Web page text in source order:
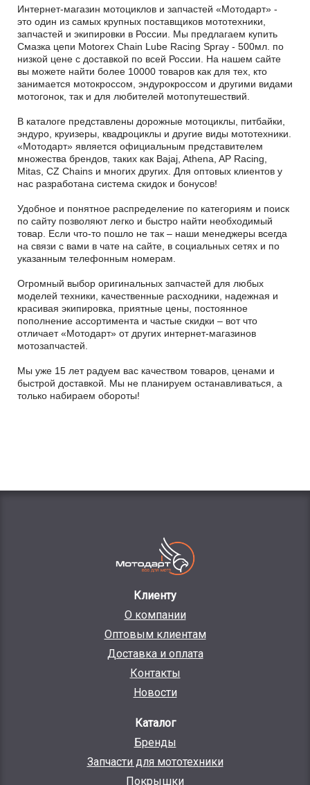
Интернет-магазин мотоциклов и запчастей «Мотодарт» -
это один из самых крупных поставщиков мототехники,
запчастей и экипировки в России. Мы предлагаем купить
Смазка цепи Motorex Chain Lube Racing Spray - 500мл. по
низкой цене с доставкой по всей России. На нашем сайте
вы можете найти более 10000 товаров как для тех, кто
занимается мотокроссом, эндурокроссом и другими видами
мотогонок, так и для любителей мотопутешествий.
В каталоге представлены дорожные мотоциклы, питбайки,
эндуро, круизеры, квадроциклы и другие виды мототехники.
«Мотодарт» является официальным представителем
множества брендов, таких как Bajaj, Athena, AP Racing,
Mitas, CZ Chains и многих других. Для оптовых клиентов у
нас разработана система скидок и бонусов!
Удобное и понятное распределение по категориям и поиск
по сайту позволяют легко и быстро найти необходимый
товар. Если что-то пошло не так – наши менеджеры всегда
на связи с вами в чате на сайте, в социальных сетях и по
указанным телефонным номерам.
Огромный выбор оригинальных запчастей для любых
моделей техники, качественные расходники, надежная и
красивая экипировка, приятные цены, постоянное
пополнение ассортимента и частые скидки – вот что
отличает «Мотодарт» от других интернет-магазинов
мотозапчастей.
Мы уже 15 лет радуем вас качеством товаров, ценами и
быстрой доставкой. Мы не планируем останавливаться, а
только набираем обороты!
Клиенту
О компании
Оптовым клиентам
Доставка и оплата
Контакты
Новости
Каталог
Бренды
Запчасти для мототехники
Покрышки